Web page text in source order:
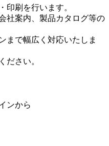
印刷を行います。
社案内、製品カタログ等の
まで幅広く対応いたしま
ださい。
ンから